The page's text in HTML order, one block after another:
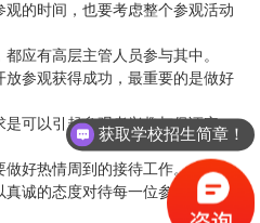
的时间，也要考虑整个参观活动
有高层主管人员参与其中。
参观获得成功，最重要的是做好
可以引起参观者兴趣与保证安
好热情周到的接待工作。
诚的态度对待每一位参观者，不
获取学校招生简章！